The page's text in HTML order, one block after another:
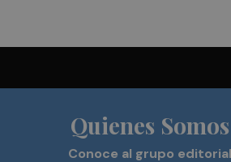
Quienes Somos
Conoce al grupo editorial